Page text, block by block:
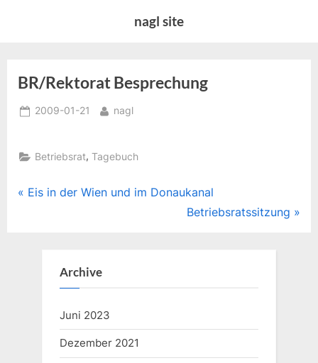
nagl site
BR/Rektorat Besprechung
Posted
2009-01-21 By
nagl
Betriebsrat,Tagebuch
Beitragsnavigation
P
Eis in der Wien und im Donaukanal
N
s
Betriebsratssitzung
Archive
Juni 2023
Dezember 2021